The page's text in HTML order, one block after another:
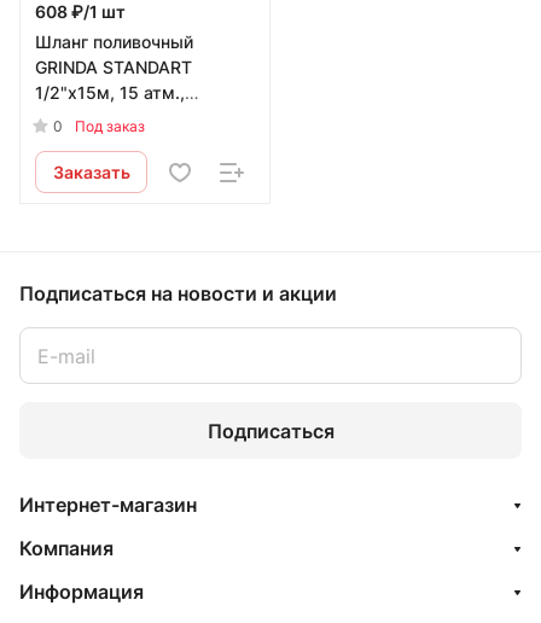
608 ₽/1 шт
Шланг поливочный
GRINDA STANDART
1/2"х15м, 15 атм.,
армированный, 3-х
0 Под заказ
Заказать
Подписаться на новости и акции
Подписаться
Интернет-магазин
Компания
Информация